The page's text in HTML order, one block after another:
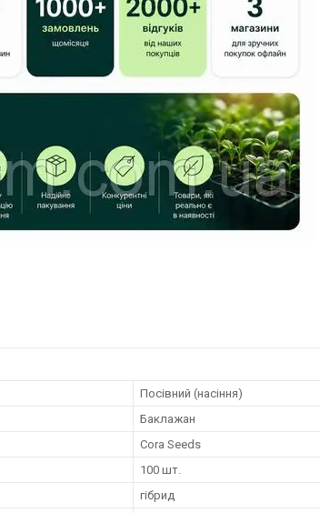
Посівний (насіння)
Баклажан
Cora Seeds
100 шт.
гібрид